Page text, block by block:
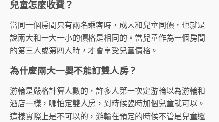
兒童怎麼收費？
當同一個房間只有兩名乘客時，成人和兒童同價，也就是
說兩大和一大一小的價格是相同的。當兒童作為一個房間
的第三人或第四人時，才會享受兒童價格。
為什麼兩大一嬰不能訂雙人房？
游輪是嚴格計算人數的，許多人第一次定游輪以為游輪和
酒店一樣，哪怕定雙人房，到時候臨時加個兒童就可以。
這樣實際上是不可以的，游輪在預定的時候不管是兒童還